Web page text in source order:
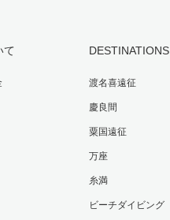
て DESTINATIONS
渡名喜遠征
慶良間
粟国遠征
万座
糸満
ビーチダイビング